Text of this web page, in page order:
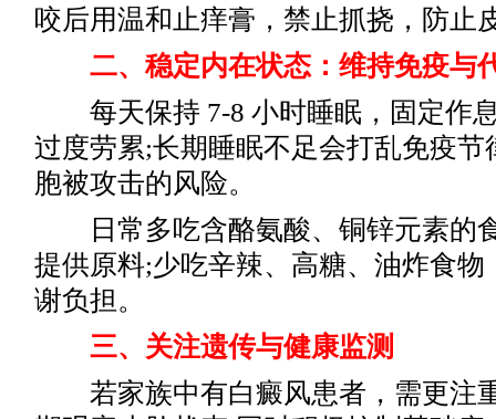
咬后用温和止痒膏，禁止抓挠，防止
二、稳定内在状态：维持免疫与
每天保持 7-8 小时睡眠，固定作
过度劳累;长期睡眠不足会打乱免疫节
胞被攻击的风险。
日常多吃含酪氨酸、铜锌元素的
提供原料;少吃辛辣、高糖、油炸食物
谢负担。
三、关注遗传与健康监测
若家族中有白癜风患者，需更注